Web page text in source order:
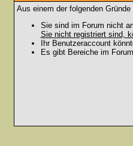
Aus einem der folgenden
Sie sind im Forum nicht
Sie nicht registriert sind,
Ihr Benutzeraccount
Es gibt Bereiche im